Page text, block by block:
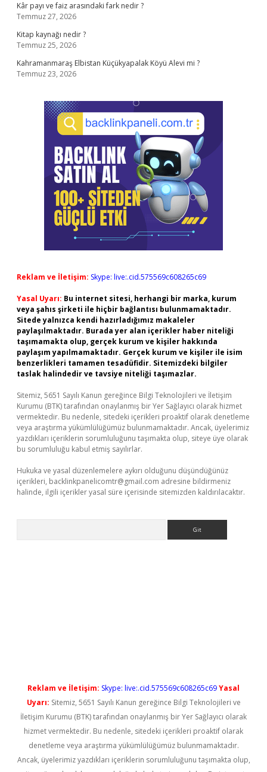
Kâr payı ve faiz arasındaki fark nedir ?
Temmuz 27, 2026
Kitap kaynağı nedir ?
Temmuz 25, 2026
Kahramanmaraş Elbistan Küçükyapalak Köyü Alevi mi ?
Temmuz 23, 2026
Reklam ve İletişim: Skype: live:.cid.575569c608265c69
Yasal Uyarı: Bu internet sitesi, herhangi bir marka, kurum
veya şahıs şirketi ile hiçbir bağlantısı bulunmamaktadır.
Sitede yalnızca kendi hazırladığımız makaleler
paylaşılmaktadır. Burada yer alan içerikler haber niteliği
taşımamakta olup, gerçek kurum ve kişiler hakkında
paylaşım yapılmamaktadır. Gerçek kurum ve kişiler ile isim
benzerlikleri tamamen tesadüfidir. Sitemizdeki bilgiler
taslak halindedir ve tavsiye niteliği taşımazlar.
Sitemiz, 5651 Sayılı Kanun gereğince Bilgi Teknolojileri ve İletişim
Kurumu (BTK) tarafından onaylanmış bir Yer Sağlayıcı olarak hizmet
vermektedir. Bu nedenle, sitedeki içerikleri proaktif olarak denetleme
veya araştırma yükümlülüğümüz bulunmamaktadır. Ancak, üyelerimiz
yazdıkları içeriklerin sorumluluğunu taşımakta olup, siteye üye olarak
bu sorumluluğu kabul etmiş sayılırlar.
Hukuka ve yasal düzenlemelere aykırı olduğunu düşündüğünüz
içerikleri, backlinkpanelicomtr@gmail.com adresine bildirmeniz
halinde, ilgili içerikler yasal süre içerisinde sitemizden kaldırılacaktır.
Reklam ve İletişim: Skype: live:.cid.575569c608265c69Yasal
Uyarı: Sitemiz, 5651 Sayılı Kanun gereğince Bilgi Teknolojileri ve
İletişim Kurumu (BTK) tarafından onaylanmış bir Yer Sağlayıcı olarak
hizmet vermektedir. Bu nedenle, sitedeki içerikleri proaktif olarak
denetleme veya araştırma yükümlülüğümüz bulunmamaktadır.
Ancak, üyelerimiz yazdıkları içeriklerin sorumluluğunu taşımakta olup,